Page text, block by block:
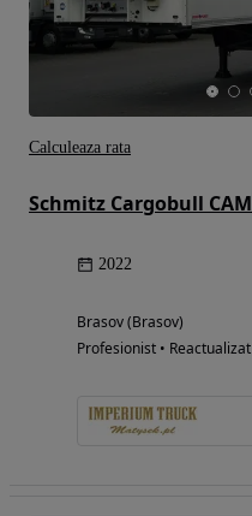
2022
Brasov (Brasov)
Profesionist • Reactualizat
Calculeaza rata